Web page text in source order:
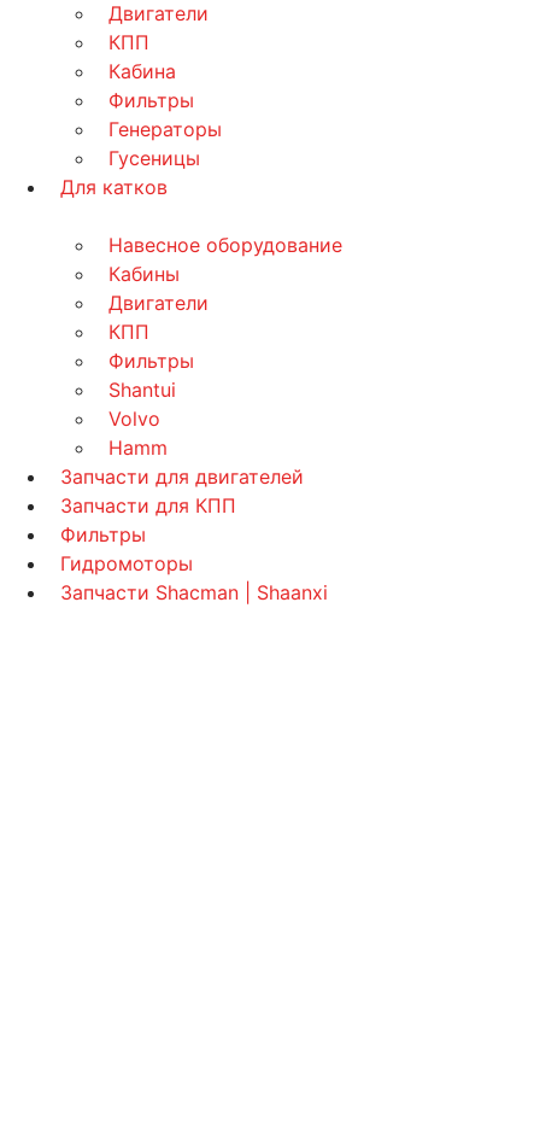
Двигатели
КПП
Кабина
Фильтры
Генераторы
Гусеницы
Для катков
Навесное оборудование
Кабины
Двигатели
КПП
Фильтры
Shantui
Volvo
Hamm
Запчасти для двигателей
Запчасти для КПП
Фильтры
Гидромоторы
Запчасти Shacman | Shaanxi